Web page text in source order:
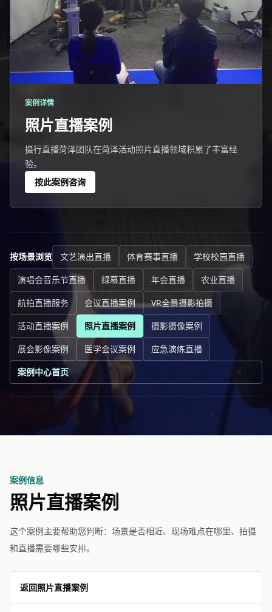
案例详情
照片直播案例
摄行直播菏泽团队在菏泽活动照片直播领域积累了丰富经
验。
按此案例咨询
按场景浏览 文艺演出直播 体育赛事直播
学校校园直播
演唱会音乐节直播
绿幕直播 年会直播
农业直播
航拍直播服务
会议直播案例
VR全景摄影拍摄
活动直播案例
照片直播案例
摄影摄像案例
展会影像案例
医学会议案例
应急演练直播
案例中心首页
案例信息
照片直播案例
这个案例主要帮助您判断：场景是否相近、现场难点在哪里、拍摄
和直播需要哪些安排。
返回照片直播案例